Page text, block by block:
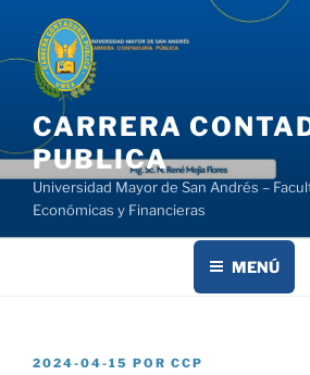
contenido
CARRERA
PUBLICA
Universidad Mayor de San Andrés –
Económicas y Financieras
MENÚ
PUBLICADO
2024-04-15 POR CCP